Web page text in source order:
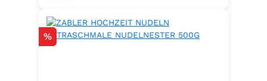
Rabatt
%